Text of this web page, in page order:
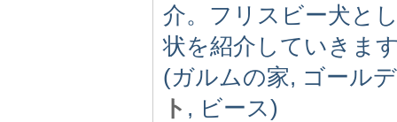
介。フリスビー犬と
状を紹介していきま
(ガルムの家, ゴール
ト , ビース)